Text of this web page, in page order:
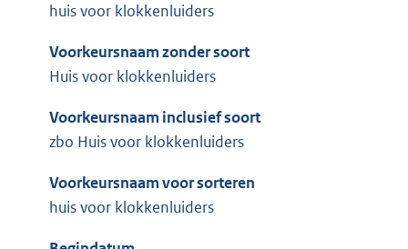
huis voor klokkenluiders
Voorkeursnaam zonder soort
Huis voor klokkenluiders
Voorkeursnaam inclusief soort
zbo Huis voor klokkenluiders
Voorkeursnaam voor sorteren
huis voor klokkenluiders